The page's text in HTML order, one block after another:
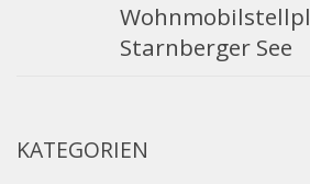
Starnberger See
KATEGORIEN